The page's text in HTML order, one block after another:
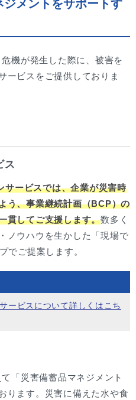
メントをサポートす
機が発生した際に、被害を
ービスをご提供しておりま
ス
ービスでは、企業が災害時
う、事業継続計画（BCP）の
貫してご支援します。数多く
ノウハウを生かした「現場で
でご提案します。
ービスについて詳しくはこち
「災害備蓄品マネジメント
ります。災害に備えた水や食